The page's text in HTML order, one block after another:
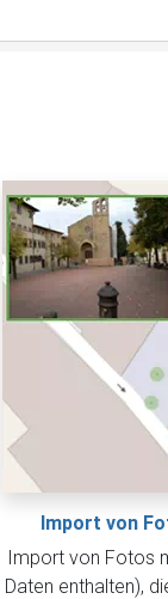
Import von
Import von Fotos
Daten enthalten),